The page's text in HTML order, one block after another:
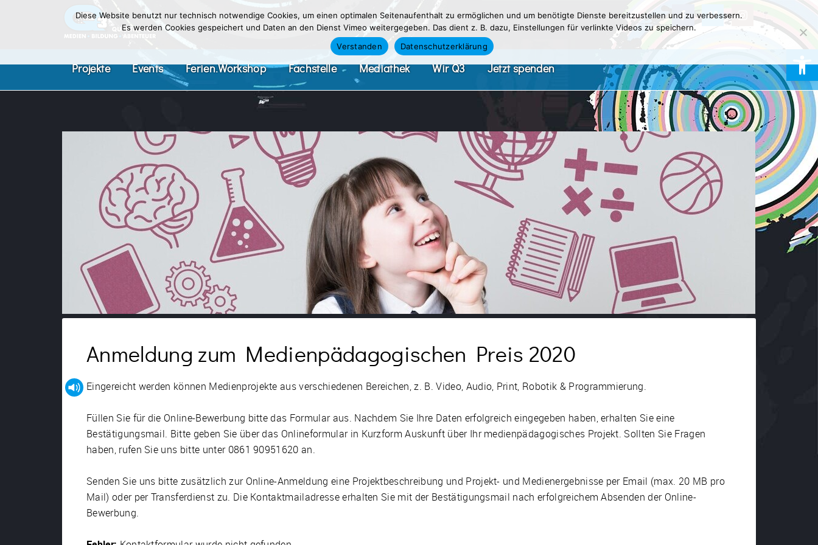
Projekte Events Ferien.Workshop Fachstelle Mediathek Wir Q3 Jetzt spenden
Anmeldung zum Medienpädagogischen Preis 2020
Eingereicht werden können Medienprojekte aus verschiedenen Bereichen, z. B. Video, Audio, Print, Robotik & Programmierung.
Füllen Sie für die Online-Bewerbung bitte das Formular aus. Nachdem Sie Ihre Daten erfolgreich eingegeben haben, erhalten Sie eine
Bestätigungsmail. Bitte geben Sie über das Onlineformular in Kurzform Auskunft über Ihr medienpädagogisches Projekt. Sollten Sie Fragen
haben, rufen Sie uns bitte unter 0861 90951620 an.
Senden Sie uns bitte zusätzlich zur Online-Anmeldung eine Projektbeschreibung und Projekt- und Medienergebnisse per Email (max. 20 MB pro
Mail) oder per Transferdienst zu. Die Kontaktmailadresse erhalten Sie mit der Bestätigungsmail nach erfolgreichem Absenden der Online-
Bewerbung.
Diese Website benutzt nur technisch notwendige Cookies, um einen optimalen Seitenaufenthalt zu ermöglichen und um benötigte Dienste bereitzustellen und zu verbessern.
Es werden Cookies gespeichert und Daten an den Dienst Vimeo weitergegeben. Das dient z. B. dazu, Einstellungen für verlinkte Videos zu speichern.
Verstanden
Datenschutzerklärung